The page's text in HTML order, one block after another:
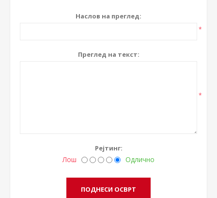
Наслов на преглед:
*
Преглед на текст:
*
Рејтинг:
Лош Одлично